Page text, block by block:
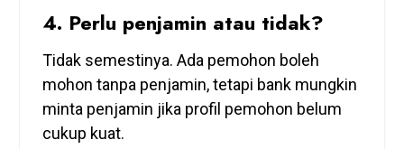
4. Perlu penjamin atau tidak?
Tidak semestinya. Ada pemohon boleh
mohon tanpa penjamin, tetapi bank mungkin
minta penjamin jika profil pemohon belum
cukup kuat.